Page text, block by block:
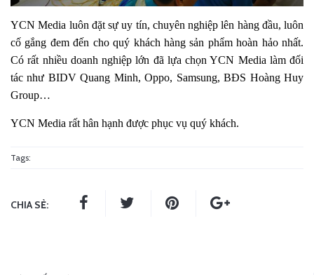
YCN Media luôn đặt sự uy tín, chuyên nghiệp lên hàng đầu, luôn
cố gắng đem đến cho quý khách hàng sản phẩm hoàn hảo nhất.
Có rất nhiều doanh nghiệp lớn đã lựa chọn YCN Media làm đối
tác như BIDV Quang Minh, Oppo, Samsung, BĐS Hoàng Huy
Group…
YCN Media rất hân hạnh được phục vụ quý khách.
Tags:
CHIA SẺ: